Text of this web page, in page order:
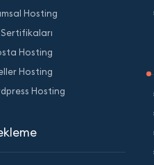
Hosting
Sertifikaları
Hosting
Hosting
Hosting